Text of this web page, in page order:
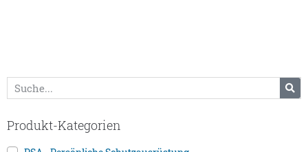
Produkt-Kategorien